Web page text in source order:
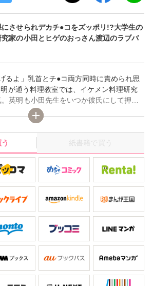
させられデカチ●コをズッポリ!?大学生の
家の小田とヒゲのおっさん渡辺のラブバ
るよ」乳首とチ●コ両方同時に責められ思
が通う料理教室では、イケメン料理研究
英明も小田先生をいつか彼氏にして押し
がらオ●ニーする日々…。そんな英明にやた
サいヒゲのおっさん渡辺。こいつも小田先
そんなある日、小田先生の個人授業を受
と英明の3人きりの特別レッスンが開始され
紙書籍で買う